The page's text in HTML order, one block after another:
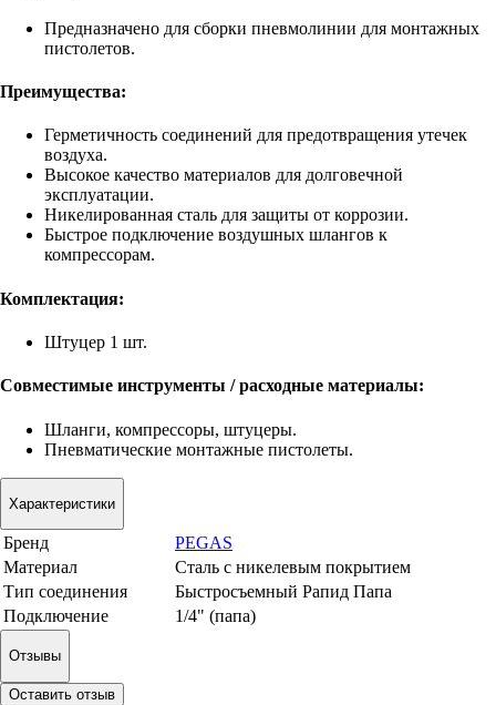
Предназначено для сборки пневмолинии для монтажных
пистолетов.
Преимущества:
Герметичность соединений для предотвращения утечек
воздуха.
Высокое качество материалов для долговечной
эксплуатации.
Никелированная сталь для защиты от коррозии.
Быстрое подключение воздушных шлангов к
компрессорам.
Комплектация:
Штуцер 1 шт.
Совместимые инструменты / расходные материалы:
Шланги, компрессоры, штуцеры.
Пневматические монтажные пистолеты.
Характеристики
Бренд
PEGAS
Материал
Сталь с никелевым покрытием
Тип соединения
Быстросъемный Рапид Папа
Подключение
1/4" (папа)
Отзывы
Оставить отзыв